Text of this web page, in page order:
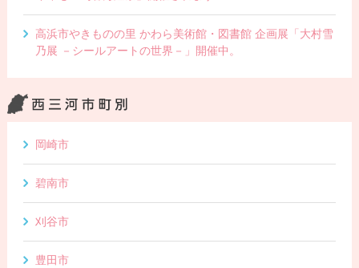
高浜市やきものの里 かわら美術館・図書館 企画展「大村雪
乃展 －シールアートの世界－」開催中。
岡崎市
碧南市
刈谷市
豊田市